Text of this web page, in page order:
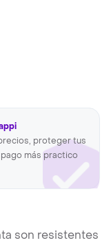
proteger tus
más practico
son resistentes